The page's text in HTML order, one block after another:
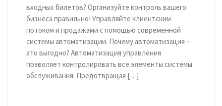
входных билетов? Организуйте контроль вашего
бизнеса правильно! Управляйте клиентским
потоком и продажами с помощью современной
системы автоматизации. Почему автоматизация –
это выгодно? Автоматизация управления
позволяет контролировать все элементы системы
обслуживания. Предотвращая […]